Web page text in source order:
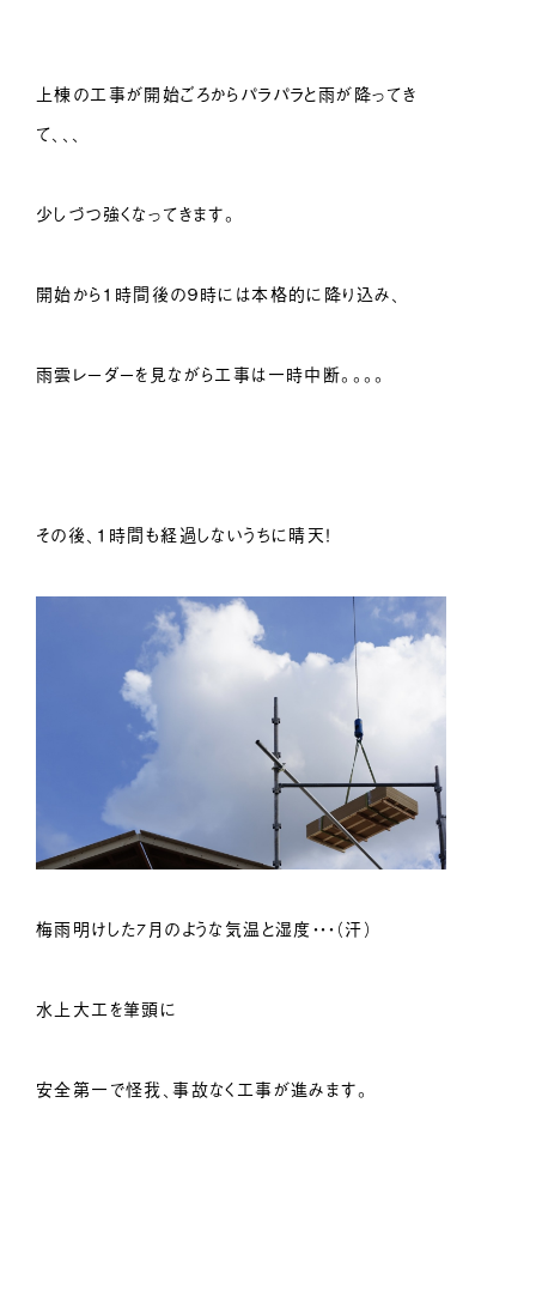
上棟の工事が開始ごろからパラパラと雨が降ってき
て、、、
少しづつ強くなってきます。
開始から１時間後の９時には本格的に降り込み、
雨雲レーダーを見ながら工事は一時中断。。。。
その後、１時間も経過しないうちに晴天！
梅雨明けした7月のような気温と湿度・・・（汗）
水上大工を筆頭に
安全第一で怪我、事故なく工事が進みます。